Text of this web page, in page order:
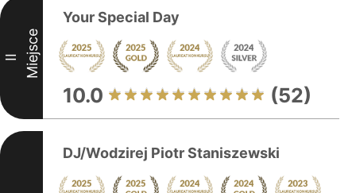
II Miejsce
Your Special Day
10.0 (52)
DJ/Wodzirej Piotr Staniszewski